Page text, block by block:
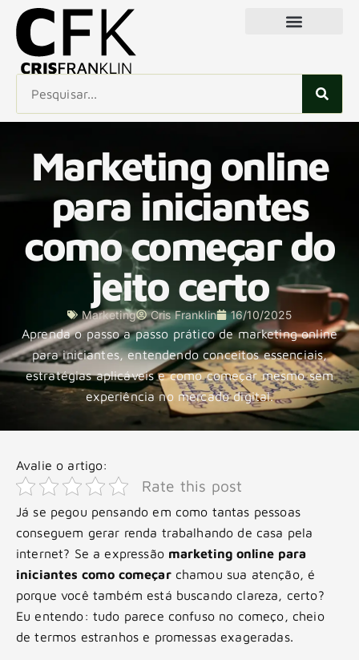
Marketing online
para iniciantes
como começar do
jeito certo
Marketing Cris Franklin 16/10/2025
Aprenda o passo a passo prático de marketing online
para iniciantes, entendendo conceitos essenciais,
estratégias aplicáveis e como começar mesmo sem
experiência no mercado digital.
Avalie o artigo:
Rate this post
Já se pegou pensando em como tantas pessoas
conseguem gerar renda trabalhando de casa pela
internet? Se a expressão marketing online para
iniciantes como começarchamou sua atenção, é
porque você também está buscando clareza, certo?
Eu entendo: tudo parece confuso no começo, cheio
de termos estranhos e promessas exageradas.